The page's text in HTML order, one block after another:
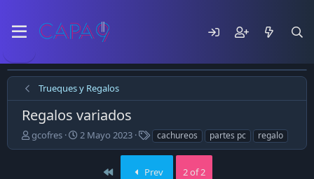
Trueques y Regalos
Regalos variados
E
m
gcofres
F
e
2 Mayo 2023
T
a
g
s
cachureos partes pc regalo
First Prev 2 of 2